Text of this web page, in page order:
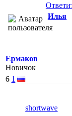
Илья
Ермаков
Новичок
6 1
shortwave